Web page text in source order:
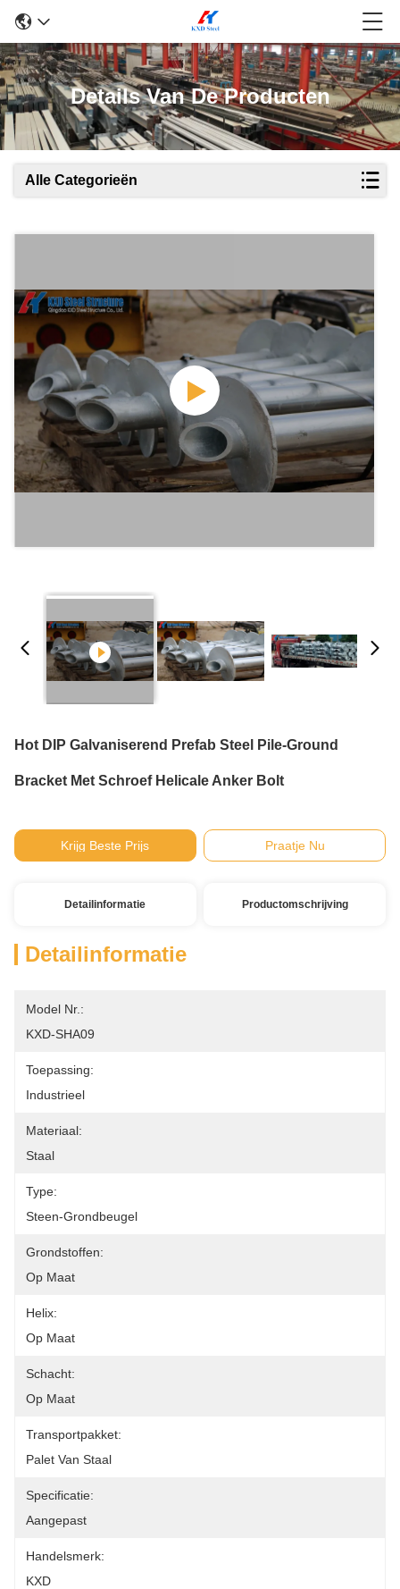
Details Van De Producten
Alle Categorieën
Hot DIP Galvaniserend Prefab Steel Pile-Ground
Bracket Met Schroef Helicale Anker Bolt
Krijg Beste Prijs Praatje Nu
Detailinformatie Productomschrijving
Detailinformatie
Model Nr.:
KXD-SHA09
Toepassing:
Industrieel
Materiaal:
Staal
Type:
Steen-Grondbeugel
Grondstoffen:
Op Maat
Helix:
Op Maat
Schacht:
Op Maat
Transportpakket:
Palet Van Staal
Specificatie:
Aangepast
Handelsmerk:
KXD